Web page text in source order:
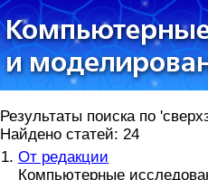
Результаты поиска по
Найдено статей: 24
От редакции
Компьютерные